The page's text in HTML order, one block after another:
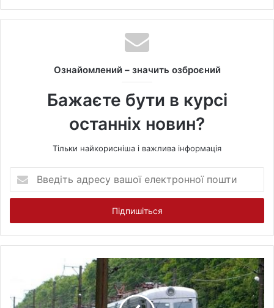
b
s
i
e
Ознайомлений – значить озброєний
Бажаєте бути в курсі
останніх новин?
Тільки найкорисніша і важлива інформація
е
і
т
е